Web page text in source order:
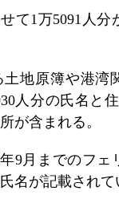
て1万5091人分
地原簿や港湾
人分の氏名と
が含まれる。
9月までのフェ
名が記載されて